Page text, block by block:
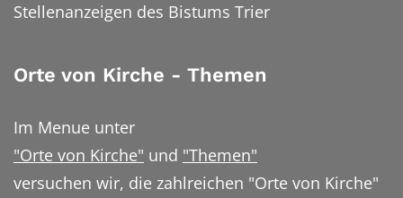
Stellenanzeigen des Bistums Trier
Orte von Kirche - Themen
Im Menue unter
"Orte von Kirche" und "Themen"
versuchen wir, die zahlreichen "Orte von Kirche"